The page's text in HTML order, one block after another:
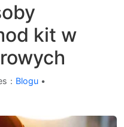
kit w
： Blogu •